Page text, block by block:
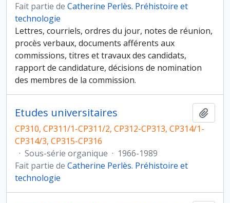
Fait partie de Catherine Perlès. Préhistoire et
technologie
Lettres, courriels, ordres du jour, notes de réunion,
procès verbaux, documents afférents aux
commissions, titres et travaux des candidats,
rapport de candidature, décisions de nomination
des membres de la commission.
Etudes universitaires
CP310, CP311/1-CP311/2, CP312-CP313, CP314/1-
CP314/3, CP315-CP316
· Sous-série organique · 1966-1989
Fait partie de Catherine Perlès. Préhistoire et
technologie